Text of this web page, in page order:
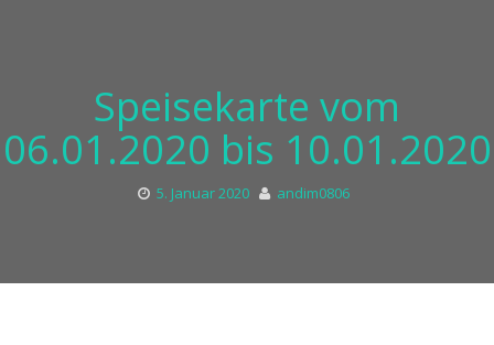
Speisekarte vom
06.01.2020 bis 10.01.2020
5. Januar 2020 andim0806